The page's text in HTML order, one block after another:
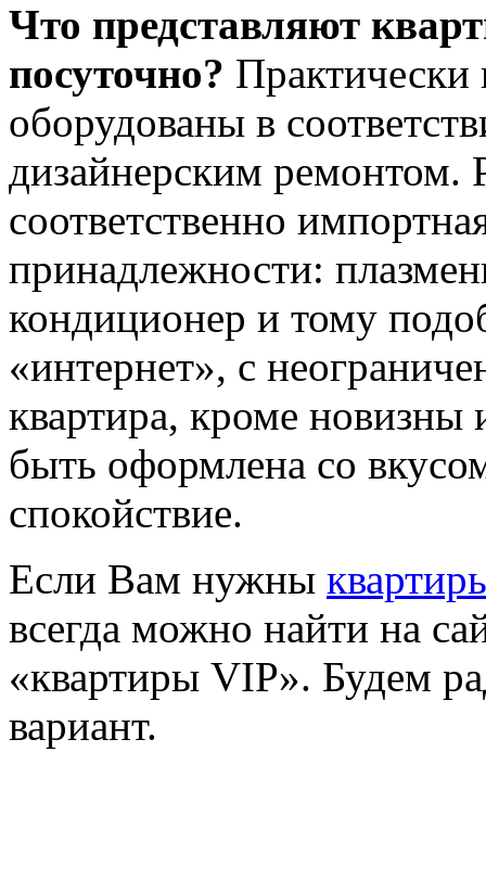
Что представляют
посуточно? Практически
оборудованы в
дизайнерским ремонтом.
соответственно
принадлежности:
кондиционер и тому
«интернет», с
квартира, кроме новизны
быть оформлена со
спокойствие.
Если Вам нужны
всегда можно найти на
«квартиры VIP». Будем
вариант.